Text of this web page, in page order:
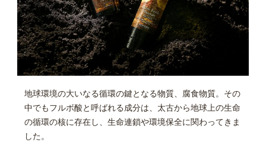
地球環境の大いなる循環の鍵となる物質、腐食物質。その
中でもフルボ酸と呼ばれる成分は、太古から地球上の生命
の循環の核に存在し、生命連鎖や環境保全に関わってきま
した。